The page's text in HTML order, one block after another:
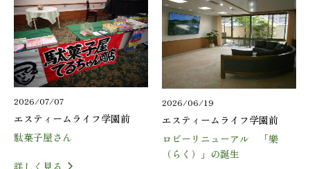
2026/07/07
エスティームライフ学園前
駄菓子屋さん
2026/06/19
エスティームライフ学園前
ロビーリニューアル 「樂
（らく）」の誕生